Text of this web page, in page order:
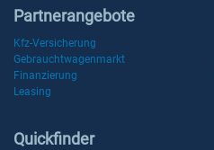
Partnerangebote
Kfz-Versicherung
Gebrauchtwagenmarkt
Finanzierung
Leasing
Quickfinder